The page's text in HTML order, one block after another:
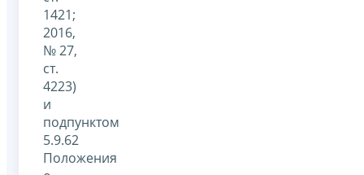
1421;
2016,
№ 27,
ст.
4223)
и
подпунктом
5.9.62
Положения